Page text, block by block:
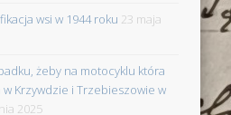
wsi w 1944 roku 23 maja
żeby na motocyklu która
Krzywdzie i Trzebieszowie w
2025